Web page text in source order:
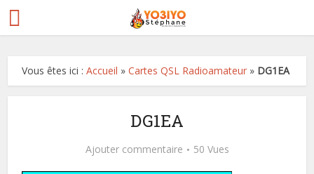
Vous êtes ici :Accueil »Cartes QSL Radioamateur » DG1EA
DG1EA
Ajouter commentaire 50 Vues